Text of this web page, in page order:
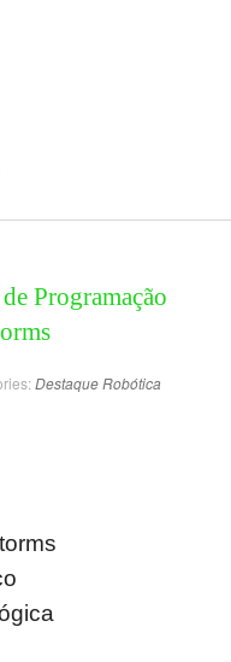
Programação
DestaqueRobótica